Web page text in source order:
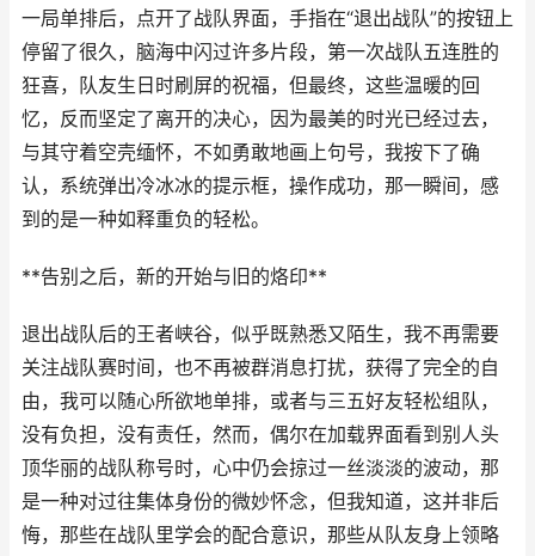
一局单排后，点开了战队界面，手指在“退出战队”的按钮上
停留了很久，脑海中闪过许多片段，第一次战队五连胜的
狂喜，队友生日时刷屏的祝福，但最终，这些温暖的回
忆，反而坚定了离开的决心，因为最美的时光已经过去，
与其守着空壳缅怀，不如勇敢地画上句号，我按下了确
认，系统弹出冷冰冰的提示框，操作成功，那一瞬间，感
到的是一种如释重负的轻松。
**告别之后，新的开始与旧的烙印**
退出战队后的王者峡谷，似乎既熟悉又陌生，我不再需要
关注战队赛时间，也不再被群消息打扰，获得了完全的自
由，我可以随心所欲地单排，或者与三五好友轻松组队，
没有负担，没有责任，然而，偶尔在加载界面看到别人头
顶华丽的战队称号时，心中仍会掠过一丝淡淡的波动，那
是一种对过往集体身份的微妙怀念，但我知道，这并非后
悔，那些在战队里学会的配合意识，那些从队友身上领略